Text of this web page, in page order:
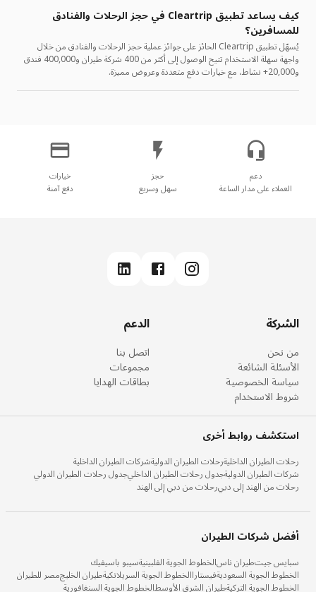
كيف يساعد تطبيق Cleartrip في حجز الرحلات والفنادق
للمسافرين؟
يُسهّل تطبيق Cleartrip الحائز على جوائز عملية حجز الرحلات والفنادق من خلال
واجهة سهلة الاستخدام تتيح الوصول إلى أكثر من 400 شركة طيران و400,000 فندق
و20,000+ نشاط، مع خيارات دفع متعددة وعروض مميزة.
دعم
العملاء على مدار الساعة
حجز
سهل وسريع
خيارات
دفع آمنة
الشركة
من نحن
الأسئلة الشائعة
سياسة الخصوصية
شروط الاستخدام
الدعم
اتصل بنا
مجموعات
بطاقات الهدايا
استكشف روابط أخرى
رحلات الطيران الداخليةرحلات الطيران الدوليةشركات الطيران الداخلية
شركات الطيران الدوليةجدول رحلات الطيران الداخليجدول رحلات الطيران الدولي
رحلات من الهند إلى دبيرحلات من دبي إلى الهند
أفضل شركات الطيران
سبايس جيتطيران ناسالخطوط الجوية الفلبينيةسيبو باسيفيك
الخطوط الجوية السعوديةفيستاراالخطوط الجوية السريلانكيةطيران الخليجمصر للطيران
الخطوط الجوية التركيةطيران الشرق الأوسطالخطوط الجوية السنغافورية